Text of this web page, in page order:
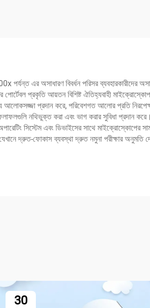
এর অসাধারণ বিবর্ধন পরিসর ব্যবহারকারীদের
প্রকৃতি আয়তন বিশিষ্ট ঐতিহ্যবাহী
প্রদান করে, পরিবেশগত আলোর প্রতি
নথিভুক্ত করা এবং ভাগ করার সুবিধা প্রদান করে।
সিস্টেম এবং ডিভাইসের সাথে মাইক্রোস্কোপের
দ্রুত-ফোকাস ব্যবস্থা দ্রুত নমুনা পরীক্ষার অনুমতি
30